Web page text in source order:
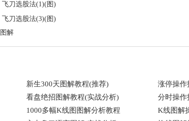
飞刀选股法(1)(图)
飞刀选股法(3)(图)
解